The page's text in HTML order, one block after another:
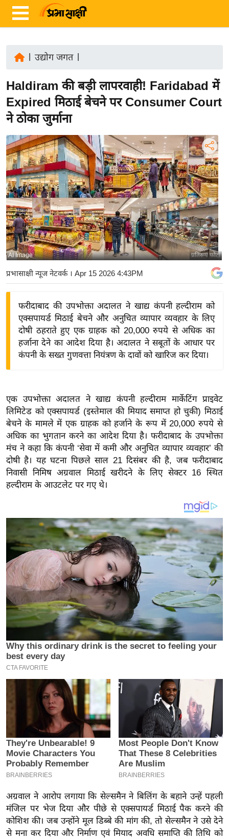
ज़ा
ख
ब
र
रा
ष्ट्री
य
अं
त
र्रा
ष्ट्री
य
बि
ज़
ने
द्यो
वि
शे
ष
ज्ञ
रा
य
ब
ज
खे
क्रि
के
ट
I
P
L
2
0
2
6
इ
-
पे
प
मि
सा
ल
उद्योग जगत|
Haldiram की बड़ी लापरवाही! Faridabad में
Expired मिठाई बेचने पर Consumer Court
ने ठोका जुर्माना
प्रतिरूप फोटो
AI Image
प्रभासाक्षी न्यूज नेटवर्क। Apr 15 2026 4:43PM
फरीदाबाद की उपभोक्ता अदालत ने खाद्य कंपनी हल्दीराम को
एक्सपायर्ड मिठाई बेचने और अनुचित व्यापार व्यवहार के लिए
दोषी ठहराते हुए एक ग्राहक को 20,000 रुपये से अधिक का
हर्जाना देने का आदेश दिया है। अदालत ने सबूतों के आधार पर
कंपनी के सख्त गुणवत्ता नियंत्रण के दावों को खारिज कर दिया।
एक उपभोक्ता अदालत ने खाद्य कंपनी हल्दीराम मार्केटिंग प्राइवेट
लिमिटेड को एक्सपायर्ड (इस्तेमाल की मियाद समाप्त हो चुकी) मिठाई
बेचने के मामले में एक ग्राहक को हर्जाने के रूप में 20,000 रुपये से
अधिक का भुगतान करने का आदेश दिया है। फरीदाबाद के उपभोक्ता
मंच ने कहा कि कंपनी ‘सेवा में कमी और अनुचित व्यापार व्यवहार’ की
दोषी है। यह घटना पिछले साल 21 दिसंबर की है, जब फरीदाबाद
निवासी निमिष अग्रवाल मिठाई खरीदने के लिए सेक्टर 16 स्थित
हल्दीराम के आउटलेट पर गए थे।
अग्रवाल ने आरोप लगाया कि सेल्समैन ने बिलिंग के बहाने उन्हें पहली
मंजिल पर भेज दिया और पीछे से एक्सपायर्ड मिठाई पैक करने की
कोशिश की। जब उन्होंने मूल डिब्बे की मांग की, तो सेल्समैन ने उसे देने
से मना कर दिया और निर्माण एवं मियाद अवधि समाप्ति की तिथि को